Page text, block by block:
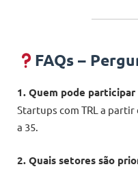
FAQs –
1. Quem pode participar
Startups com TRL a partir
a 35.
2. Quais setores são